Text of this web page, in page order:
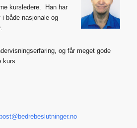
kursledere. Han har
både nasjonale og
og får meget gode
kurs.